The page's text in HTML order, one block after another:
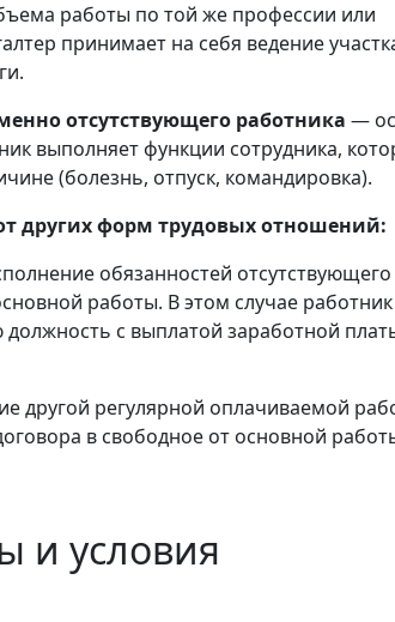
работы по той же профессии или
принимает на себя ведение
отсутствующего работника —
выполняет функции сотрудника,
(болезнь, отпуск, командировка).
других форм трудовых отношений:
обязанностей отсутствующего
работы. В этом случае работник
с выплатой заработной
другой регулярной оплачиваемой
в свободное от основной
и условия